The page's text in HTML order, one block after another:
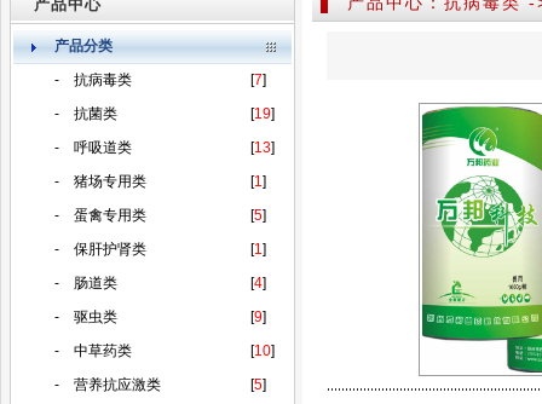
产品中心
产品分类
-抗病毒类 [7]
-抗菌类 [19]
-呼吸道类 [13]
-猪场专用类 [1]
-蛋禽专用类 [5]
-保肝护肾类 [1]
- 肠道类 [4]
-驱虫类 [9]
-中草药类 [10]
-营养抗应激类 [5]